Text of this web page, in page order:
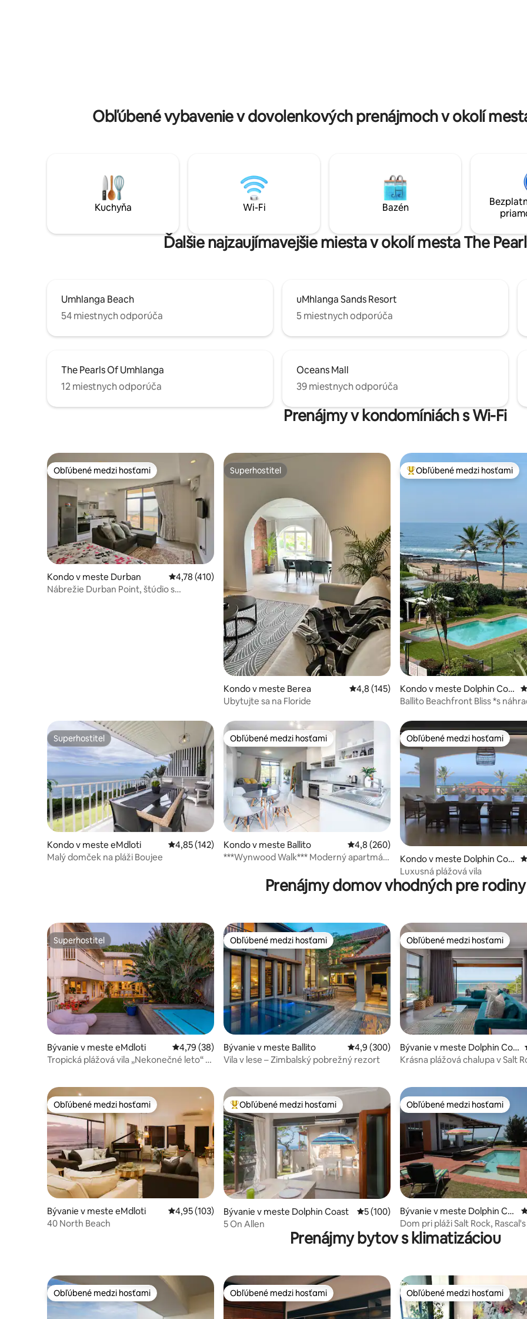
Obľúbené vybavenie v dovolenkových prenájmoch v okolí
Kuchyňa Wi-Fi Bazén
Ďalšie najzaujímavejšie miesta v okolí mesta The
Umhlanga Beach
54 miestnych odporúča
uMhlanga Sands Resort
5 miestnych odporúča
The Pearls Of Umhlanga
12 miestnych odporúča
Oceans Mall
39 miestnych odporúča
Prenájmy v kondomíniách s Wi-Fi
Obľúbené medzi hosťami
Obľúbené medzi hosťami
Kondo v meste Durban Priemerné ohodnotenie 4,78 z 5, počet hodnotení: 410
4,78 (410)
Nábrežie Durban Point, štúdio s
Superhostiteľ
Superhostiteľ
Kondo v meste Berea Priemerné ohodnotenie 4,8 z 5, počet
4,8 (145)
Ubytujte sa na Floride
Najobľúbenejšie medzi hosťami
Obľúbené medzi hosťami
Kondo v meste Dolphin Coa
st
Ballito Beachfront Bliss *s
Superhostiteľ
Superhostiteľ
Kondo v meste eMdloti Priemerné ohodnotenie 4,85 z 5, počet hodnotení: 142
4,85 (142)
Malý domček na pláži Boujee
Obľúbené medzi hosťami
Obľúbené medzi hosťami
Kondo v meste Ballito Priemerné ohodnotenie 4,8 z 5, počet
4,8 (260)
***Wynwood Walk*** Moderný apartmán
Obľúbené medzi hosťami
Obľúbené medzi hosťami
Kondo v meste Dolphin Coa
st
Luxusná plážová vila
Prenájmy domov vhodných pre rodiny
Superhostiteľ
Superhostiteľ
Bývanie v meste eMdloti Priemerné ohodnotenie 4,79 z 5, počet hodnotení: 38
4,79 (38)
Tropická plážová vila „Nekonečné leto“ v
Obľúbené medzi hosťami
Obľúbené medzi hosťami
Bývanie v meste Ballito Priemerné ohodnotenie 4,9 z 5, počet
4,9 (300)
Vila v lese – Zimbalský pobrežný rezort
Obľúbené medzi hosťami
Obľúbené medzi hosťami
Bývanie v meste Dolphin Coa
st
Krásna plážová chalupa v Salt
Obľúbené medzi hosťami
Obľúbené medzi hosťami
Bývanie v meste eMdloti Priemerné ohodnotenie 4,95 z 5, počet hodnotení: 103
4,95 (103)
40 North Beach
Najobľúbenejšie medzi hosťami
Obľúbené medzi hosťami
Bývanie v meste Dolphin Coast Priemerné ohodnotenie 5 z 5, počet
5 (100)
5 On Allen
Obľúbené medzi hosťami
Obľúbené medzi hosťami
Bývanie v meste Dolphin Co
ast
Dom pri pláži Salt Rock,
Prenájmy bytov s klimatizáciou
Obľúbené medzi hosťami
Obľúbené medzi hosťami Obľúbené medzi hosťami
Obľúbené medzi hosťami Obľúbené medzi hosťami
Obľúbené medzi hosťami